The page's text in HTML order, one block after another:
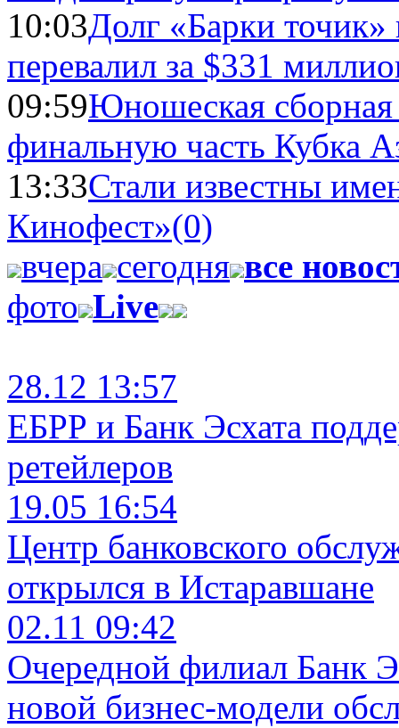
10:03Долг «Барки
перевалил за $331
09:59Юношеская
финальную часть Кубка
13:33Стали известны
Кинофест»(0)
вчера сегодня все
фото Live
28.12 13:57
ЕБРР и Банк Эсхата
ретейлеров
19.05 16:54
Центр банковского
открылся в Истаравшане
02.11 09:42
Очередной филиал Банк
новой бизнес-модели